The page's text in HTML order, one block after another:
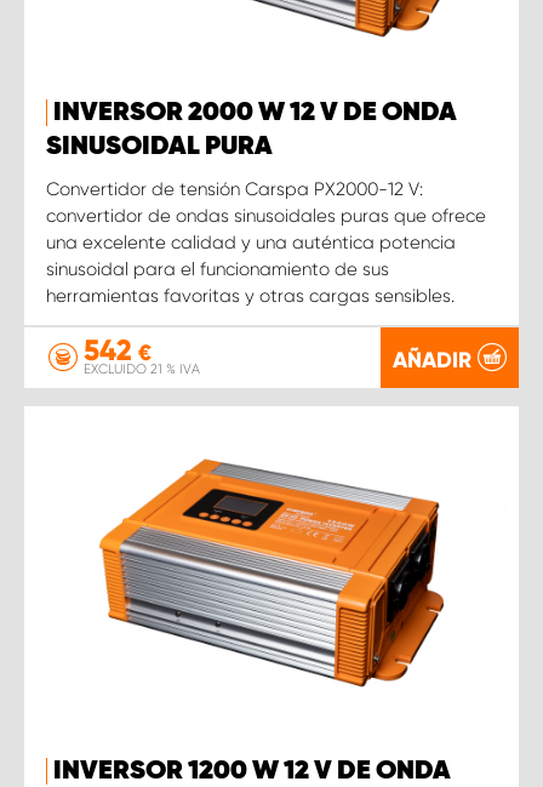
INVERSOR 2000 W 12 V DE ONDA
SINUSOIDAL PURA
Convertidor de tensión Carspa PX2000-12 V:
convertidor de ondas sinusoidales puras que ofrece
una excelente calidad y una auténtica potencia
sinusoidal para el funcionamiento de sus
herramientas favoritas y otras cargas sensibles.
542 €
EXCLUIDO 21 % IVA AÑADIR
INVERSOR 1200 W 12 V DE ONDA